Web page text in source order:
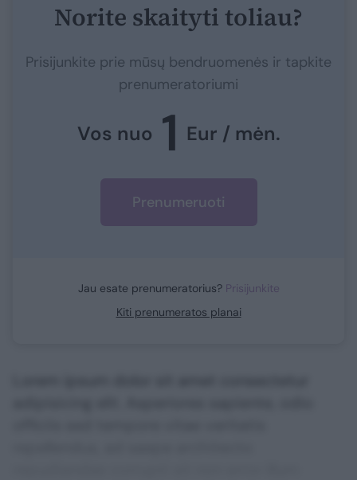
Norite skaityti toliau?
Prisijunkite prie mūsų bendruomenės ir tapkite
prenumeratoriumi
Vos nuo 1 Eur / mėn.
Prenumeruoti
Jau esate prenumeratorius? Prisijunkite
Kiti prenumeratos planai